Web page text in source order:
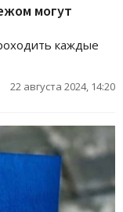
могут
каждые
22 августа 2024, 14:20